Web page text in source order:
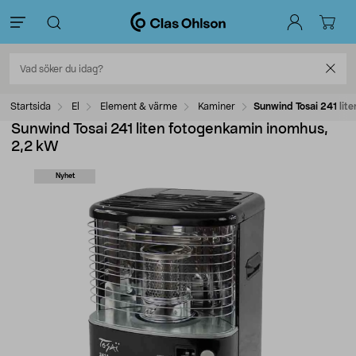
Startsida El Element & värme Kaminer Sunwind Tosai 241
Sunwind Tosai 241 liten fotogenkamin inomhus,
2,2 kW
Nyhet